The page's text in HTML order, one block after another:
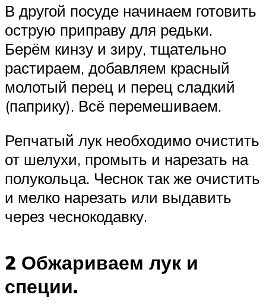
В другой посуде начинаем готовить
острую приправу для редьки.
Берём кинзу и зиру, тщательно
растираем, добавляем красный
молотый перец и перец сладкий
(паприку). Всё перемешиваем.
Репчатый лук необходимо очистить
от шелухи, промыть и нарезать на
полукольца. Чеснок так же очистить
и мелко нарезать или выдавить
через чеснокодавку.
2 Обжариваем лук и
специи.